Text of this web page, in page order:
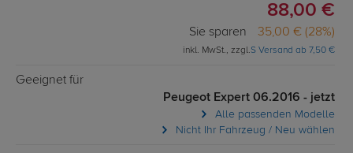
88,00 €
Sie sparen 35,00 € (28%)
inkl. MwSt., zzgl.S Versand ab 7,50 €
Geeignet für
Peugeot Expert 06.2016 - jetzt
Alle passenden Modelle
Nicht Ihr Fahrzeug / Neu wählen